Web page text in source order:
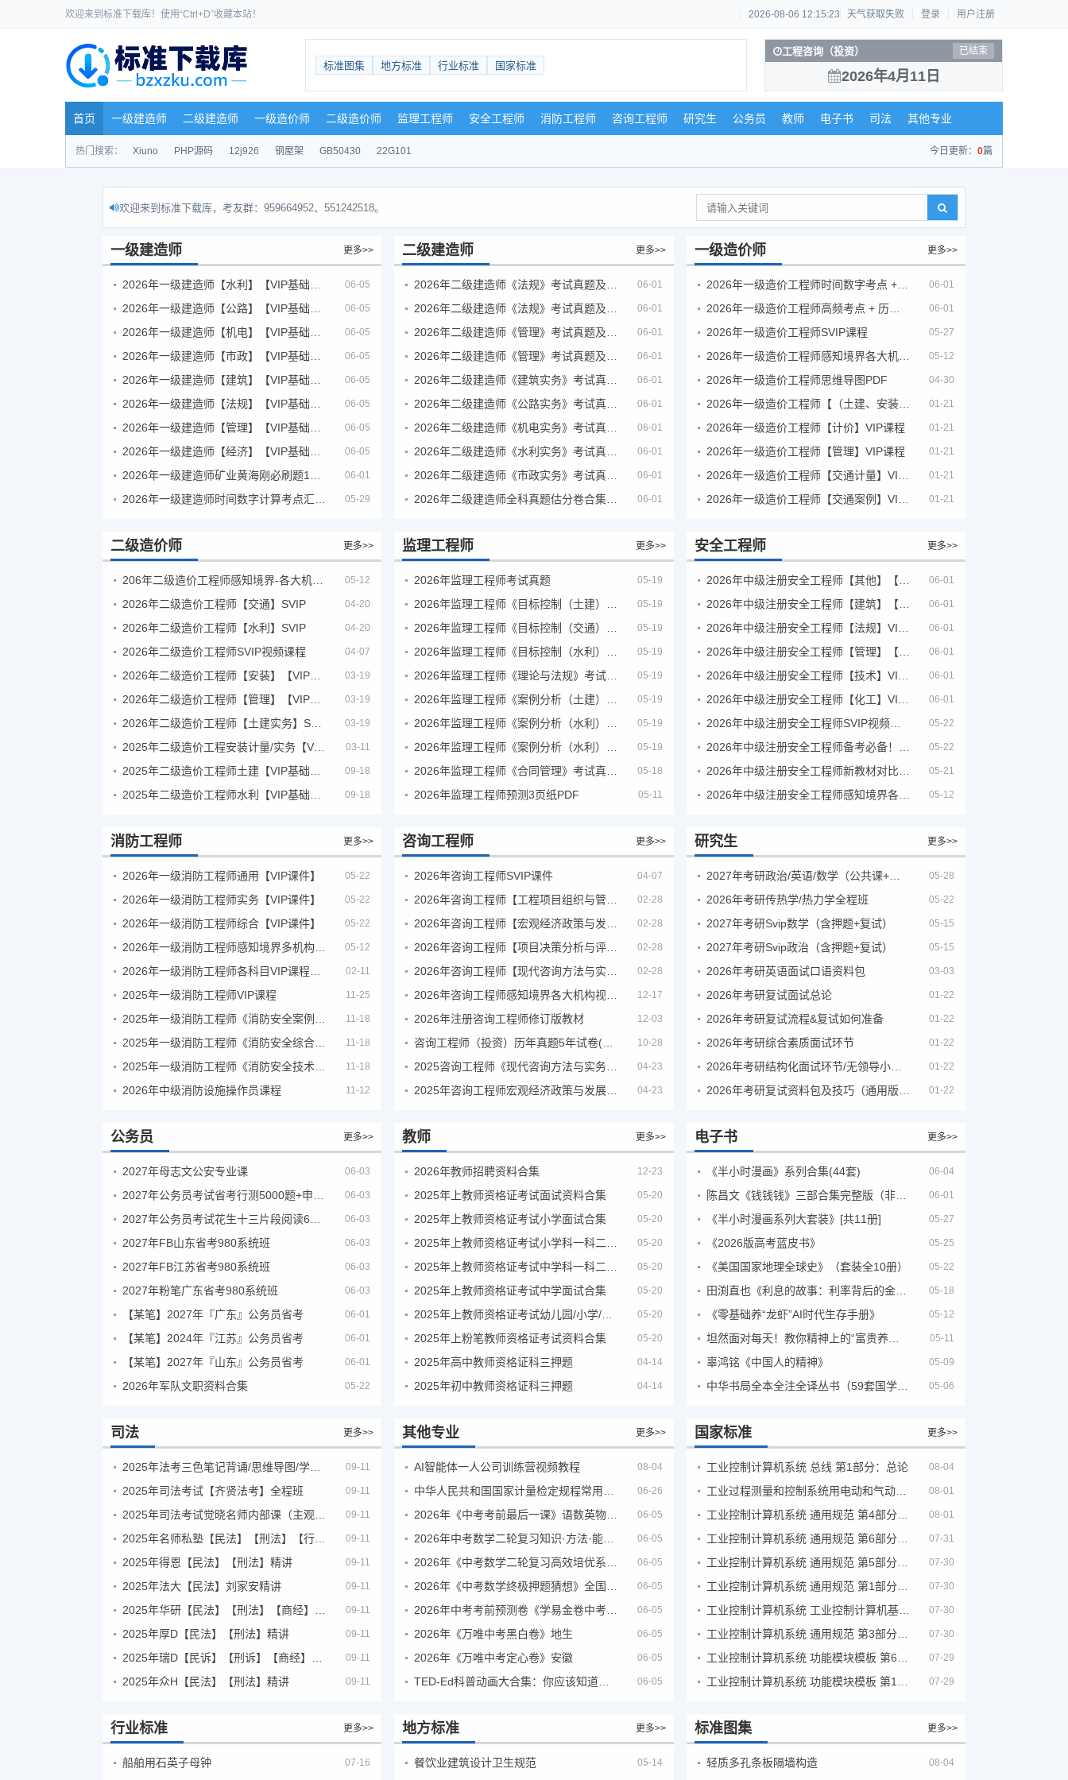
欢迎来到标准下载库！使用“Ctrl+D”收藏本站！ 2026-08-06 12:15:23 天气获取失败 登录 用户注册
标准图集 地方标准 行业标准 国家标准
工程咨询（投资） 已结束
2026年4月11日
首页 一级建造师 二级建造师 一级造价师 二级造价师 监理工程师 安全工程师 消防工程师 咨询工程师 研究生 公务员 教师 电子书 司法 其他专业
热门搜索： Xiuno PHP源码 12j926 钢屋架 GB50430 22G101 今日更新： 0篇
欢迎来到标准下载库，考友群：959664952、551242518。
一级建造师 更多>>
06-05
06-05
06-05
06-05
06-05
06-05
06-05
06-05
06-01
05-29
二级建造师 更多>>
06-01
06-01
06-01
06-01
06-01
06-01
06-01
06-01
06-01
06-01
一级造价师 更多>>
2026年一级造价工程师时间数字考点 + 计算公式大全 06-01
2026年一级造价工程师高频考点 + 历年真题合集 06-01
2026年一级造价工程师SVIP课程 05-27
2026年一级造价工程师感知境界各大机构课程 05-12
2026年一级造价工程师思维导图PDF 04-30
2026年一级造价工程师【（土建、安装）案例】VIP课程 01-21
2026年一级造价工程师【计价】VIP课程 01-21
2026年一级造价工程师【管理】VIP课程 01-21
01-21
01-21
二级造价师 更多>>
05-12
2026年二级造价工程师【交通】SVIP 04-20
2026年二级造价工程师【水利】SVIP 04-20
2026年二级造价工程师SVIP视频课程 04-07
03-19
03-19
03-19
03-11
09-18
09-18
监理工程师 更多>>
2026年监理工程师考试真题 05-19
05-19
05-19
05-19
05-19
05-19
05-19
05-19
05-18
2026年监理工程师预测3页纸PDF 05-11
安全工程师 更多>>
2026年中级注册安全工程师【其他】【VIP基础同步班】 06-01
2026年中级注册安全工程师【建筑】【VIP基础同步班】 06-01
06-01
2026年中级注册安全工程师【管理】【VIP基础同步班】 06-01
06-01
06-01
2026年中级注册安全工程师SVIP视频课程 05-22
05-22
05-21
2026年中级注册安全工程师感知境界各大机构课程 05-12
消防工程师 更多>>
2026年一级消防工程师通用【VIP课件】 05-22
2026年一级消防工程师实务【VIP课件】 05-22
2026年一级消防工程师综合【VIP课件】 05-22
05-12
02-11
2025年一级消防工程师VIP课程 11-25
11-18
11-18
11-18
2026年中级消防设施操作员课程 11-12
咨询工程师 更多>>
2026年咨询工程师SVIP课件 04-07
02-28
02-28
02-28
02-28
12-17
2026年注册咨询工程师修订版教材 12-03
10-28
04-23
04-23
研究生 更多>>
2027年考研政治/英语/数学（公共课+专业课） 05-28
2026年考研传热学/热力学全程班 05-22
2027年考研Svip数学（含押题+复试） 05-15
2027年考研Svip政治（含押题+复试） 05-15
2026年考研英语面试口语资料包 03-03
2026年考研复试面试总论 01-22
2026年考研复试流程&复试如何准备 01-22
2026年考研综合素质面试环节 01-22
2026年考研结构化面试环节/无领导小组面试环节/面试技巧及简历书写 01-22
01-22
公务员 更多>>
2027年母志文公安专业课 06-03
06-03
06-03
2027年FB山东省考980系统班 06-03
2027年FB江苏省考980系统班 06-03
2027年粉笔广东省考980系统班 06-03
【某笔】2027年『广东』公务员省考 06-01
【某笔】2024年『江苏』公务员省考 06-01
【某笔】2027年『山东』公务员省考 06-01
2026年军队文职资料合集 05-22
教师 更多>>
2026年教师招聘资料合集 12-23
2025年上教师资格证考试面试资料合集 05-20
2025年上教师资格证考试小学面试合集 05-20
05-20
05-20
2025年上教师资格证考试中学面试合集 05-20
05-20
2025年上粉笔教师资格证考试资料合集 05-20
2025年高中教师资格证科三押题 04-14
2025年初中教师资格证科三押题 04-14
电子书 更多>>
《半小时漫画》系列合集(44套) 06-04
陈昌文《钱钱钱》三部合集完整版（非出版书籍） 06-01
《半小时漫画系列大套装》[共11册] 05-27
《2026版高考蓝皮书》 05-25
《美国国家地理全球史》（套装全10册） 05-22
田渕直也《利息的故事：利率背后的金融世界》 05-18
《零基础养“龙虾”AI时代生存手册》 05-12
05-11
辜鸿铭《中国人的精神》 05-09
中华书局全本全注全译丛书（59套国学经典） 05-06
司法 更多>>
09-11
2025年司法考试【齐贤法考】全程班 09-11
09-11
09-11
2025年得恩【民法】【刑法】精讲 09-11
2025年法大【民法】刘家安精讲 09-11
09-11
2025年厚D【民法】【刑法】精讲 09-11
09-11
2025年众H【民法】【刑法】精讲 09-11
其他专业 更多>>
AI智能体一人公司训练营视频教程 08-04
06-26
06-05
06-05
06-05
06-05
06-05
2026年《万唯中考黑白卷》地生 06-05
2026年《万唯中考定心卷》安徽 06-05
06-05
国家标准 更多>>
工业控制计算机系统 总线 第1部分：总论 08-04
工业过程测量和控制系统用电动和气动模拟计算器性能评定方法 08-01
08-01
07-31
07-30
07-30
工业控制计算机系统 工业控制计算机基本平台 第2部分：性能评定方法 07-30
07-30
07-29
07-29
行业标准 更多>>
船舶用石英子母钟 07-16
地方标准 更多>>
餐饮业建筑设计卫生规范 05-14
标准图集 更多>>
轻质多孔条板隔墙构造 08-04